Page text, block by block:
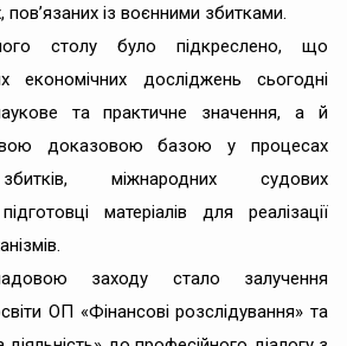
пов’язаних із воєнними збитками.
столу було підкреслено, що
економічних досліджень сьогодні
та практичне значення, а й
доказовою базою у процесах
міжнародних судових
матеріалів для реалізації
заходу стало залучення
ОП «Фінансові розслідування» та